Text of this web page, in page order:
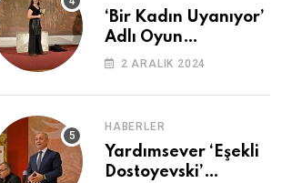
‘Bir Kadın Uyanıyor’
Adlı Oyun
Cemevi’nde
2 ARALIK 2024
HABERLER
Yardımsever ‘Eşekli
Dostoyevski’